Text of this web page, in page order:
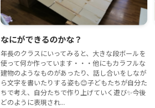
なにができるのかな？
年長のクラスにいってみると、大きな段ボールを
使って何か作っています・・・他にもカラフルな
建物のようなものがあったり、話し合いをしなが
ら文字を書いたりする姿も😊子どもたちが自分た
ちで考え、自分たちで作り上げていく遊び✨今後
どのように表現され...